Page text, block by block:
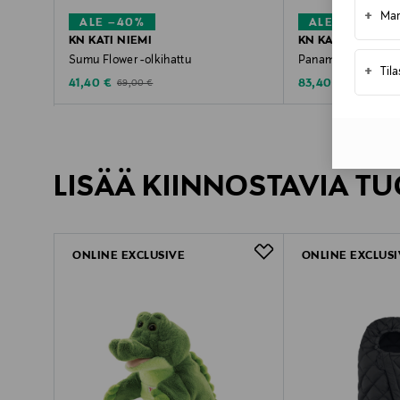
+
+
ALE –40%
KN KATI NIEMI
Sumu Flower -olkihattu
Discounted Price
41,40 € Original Price
69,00 €
ALE –40%
KN KATI NIEMI
Panama Teo -
Discounted Price
83,40 €
LISÄÄ KIINNOSTAVIA
ONLINE EXCLUSIVE ONLINE